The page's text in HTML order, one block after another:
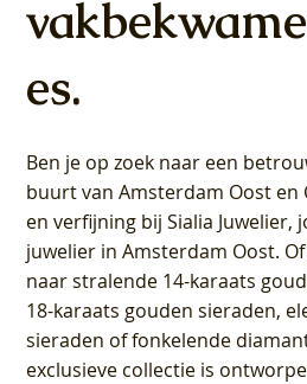
es.
Ben je op zoek naar een
buurt van Amsterdam Oost en
en verfijning bij Sialia Juwelier,
juwelier in Amsterdam Oost.
naar stralende 14-karaats
18-karaats gouden sieraden,
sieraden of fonkelende
exclusieve collectie is